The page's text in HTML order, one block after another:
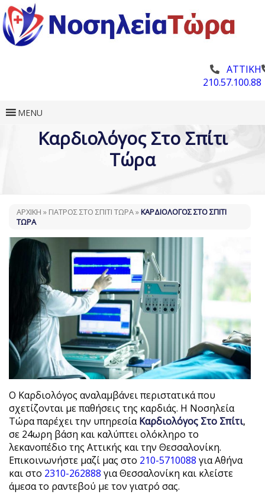
ΑΤΤΙΚΗ
210.57.100.88
MENU
Καρδιολόγος Στο Σπίτι
Τώρα
ΑΡΧΙΚΗ » ΓΙΑΤΡΌΣ ΣΤΟ ΣΠΊΤΙ ΤΏΡΑ»ΚΑΡΔΙΟΛΌΓΟΣ ΣΤΟ ΣΠΊΤΙ
ΤΏΡΑ
Ο Καρδιολόγος αναλαμβάνει περιστατικά που
σχετίζονται με παθήσεις της καρδιάς. Η Νοσηλεία
Τώρα παρέχει την υπηρεσίαΚαρδιολόγος Στο Σπίτι,
σε 24ωρη βάση και καλύπτει ολόκληρο το
λεκανοπέδιο της Αττικής και την Θεσσαλονίκη.
Επικοινωνήστε μαζί μας στο 210-5710088 για Αθήνα
και στο 2310-262888 για Θεσσαλονίκη και κλείστε
άμεσα το ραντεβού με τον γιατρό σας.